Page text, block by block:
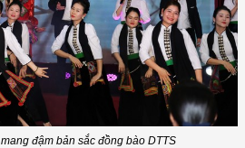
đậm bản sắc đồng bào DTTS